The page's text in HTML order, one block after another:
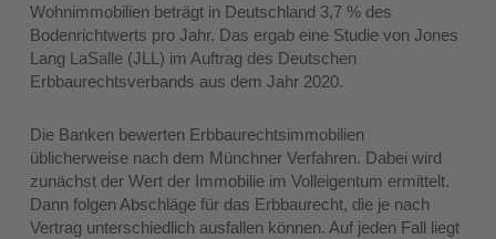
Wohnimmobilien beträgt in Deutschland 3,7 % des
Bodenrichtwerts pro Jahr. Das ergab eine Studie von Jones
Lang LaSalle (JLL) im Auftrag des Deutschen
Erbbaurechtsverbands aus dem Jahr 2020.
Die Banken bewerten Erbbaurechtsimmobilien
üblicherweise nach dem Münchner Verfahren. Dabei wird
zunächst der Wert der Immobilie im Volleigentum ermittelt.
Dann folgen Abschläge für das Erbbaurecht, die je nach
Vertrag unterschiedlich ausfallen können. Auf jeden Fall liegt